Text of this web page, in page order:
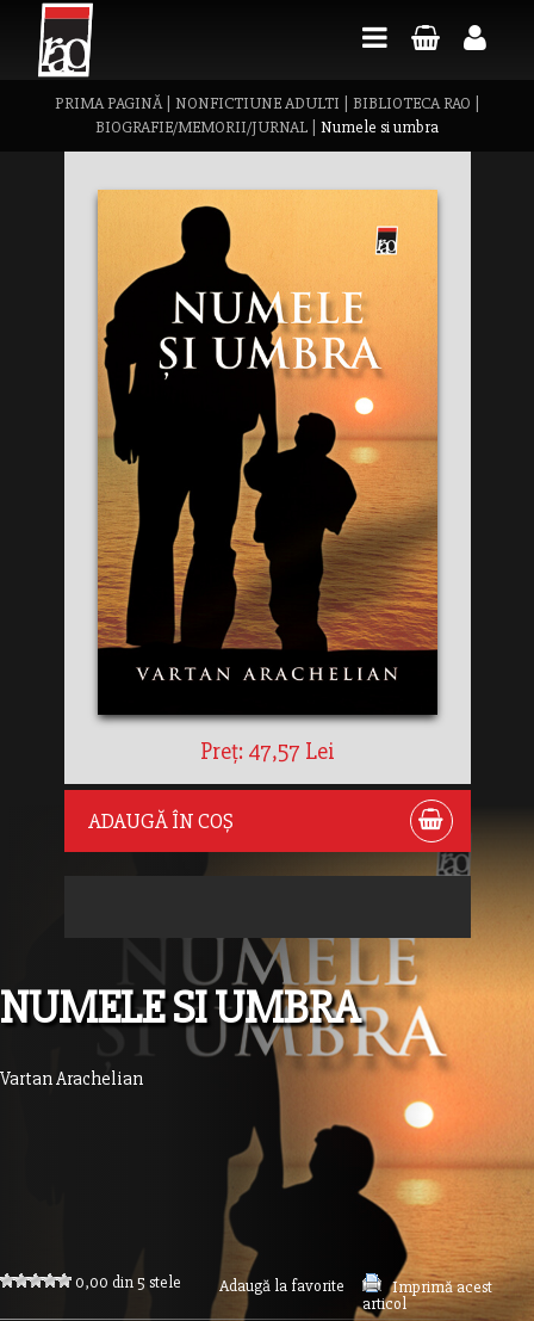
PRIMA PAGINĂ| NONFICTIUNE ADULTI BIBLIOTECA RAO
BIOGRAFIE/MEMORII/JURNAL
Numele si umbra
Preț: 47,57 Lei
ADAUGĂ ÎN COȘ
NUMELE SI UMBRA
Vartan Arachelian
0,00 din 5 stele Adaugă la favorite
Imprimă acest
articol